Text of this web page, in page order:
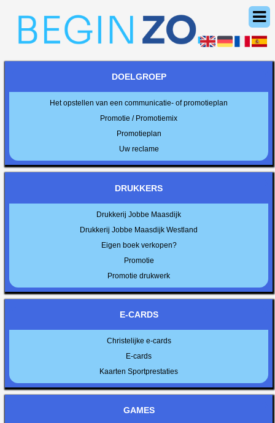
DOELGROEP
Het opstellen van een communicatie- of promotieplan
Promotie / Promotiemix
Promotieplan
Uw reclame
DRUKKERS
Drukkerij Jobbe Maasdijk
Drukkerij Jobbe Maasdijk Westland
Eigen boek verkopen?
Promotie
Promotie drukwerk
E-CARDS
Christelijke e-cards
E-cards
Kaarten Sportprestaties
GAMES